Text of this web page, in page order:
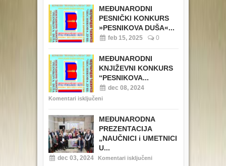
MEĐUNARODNI
PESNIČKI KONKURS
»PESNIKOVA DUŠA«...
feb 15, 2025 0
MEĐUNARODNI
KNJIŽEVNI KONKURS
“PESNIKOVA...
dec 08, 2024
Komentari isključeni
MEĐUNARODNA
PREZENTACIJA
„NAUČNICI i UMETNICI
U...
dec 03, 2024 Komentari isključeni